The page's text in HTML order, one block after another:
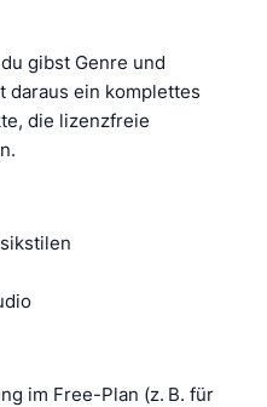
gibst Genre und
daraus ein komplettes
die lizenzfreie
im Free-Plan (z. B. für